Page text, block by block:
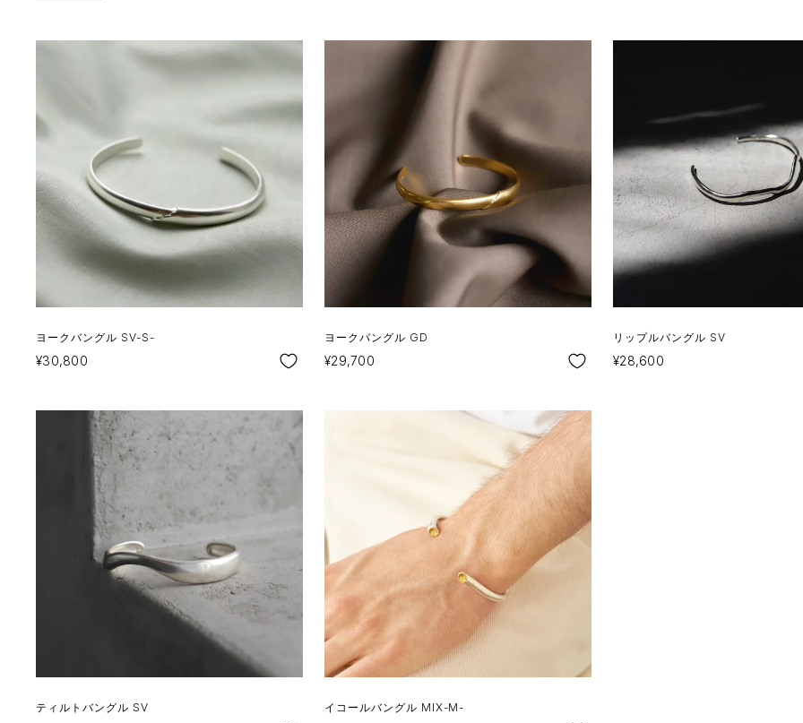
ヨークバングル SV-S-
SALE
¥30,800
ヨークバングル GD
SALE
¥29,700
リップルバングル SV
SALE
¥28,600
ティルトバングル SV イコールバングル MIX-M-